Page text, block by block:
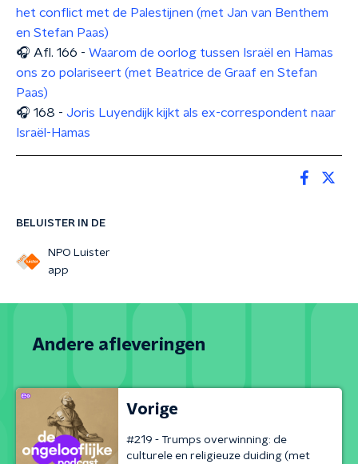
BELUISTER IN DE
NPO Luister
app
het conflict met de Palestijnen (met Jan van Benthem
en Stefan Paas)
🎧 Afl. 166 - Waarom de oorlog tussen Israël en Hamas
ons zo polariseert (met Beatrice de Graaf en Stefan
Paas)
🎧 168 - Joris Luyendijk kijkt als ex-correspondent naar
Israël-Hamas
Andere afleveringen
Vorige
#219 - Trumps overwinning: de
culturele en religieuze duiding (met